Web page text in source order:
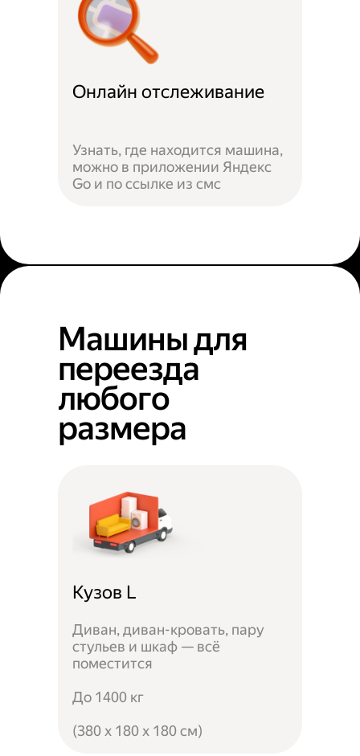
Онлайн отслеживание
Узнать, где находится машина,
можно в приложении Яндекс
Go и по ссылке из смс
Машины для
переезда
любого
размера
Кузов L
Диван, диван-кровать, пару
стульев и шкаф — всё
поместится
До 1400 кг
(380 x 180 x 180 см)